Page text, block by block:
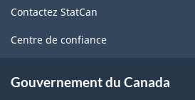
ce
site
Contactez StatCan
Centre de confiance
Gouvernement du Canada